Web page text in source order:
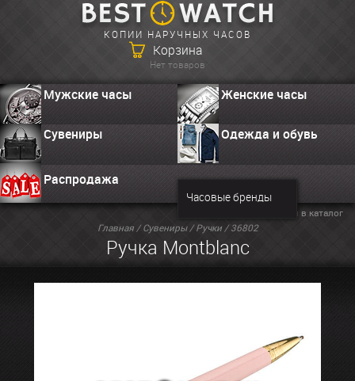
КОПИИ НАРУЧНЫХ ЧАСОВ
Корзина
Нет товаров
Мужские часы Женские часы
Сувениры Одежда и обувь
Распродажа
Часовые бренды
Главная/Сувениры/Ручки/ 36802
Ручка Montblanc
Вернуться в каталог